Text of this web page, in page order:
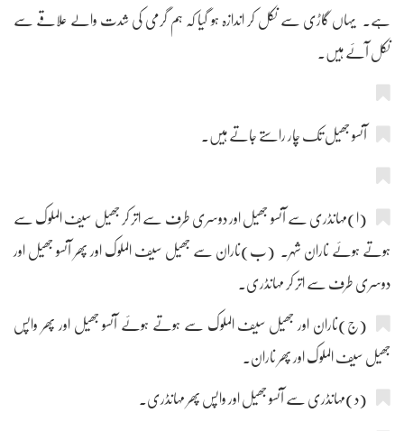
ہے۔ یہاں گاڑی سے نکل کر اندازہ ہو گیا کہ ہم گرمی کی شدت والے علاقے سے
نکل آئے ہیں۔
آنسو جھیل تک چار راستے جاتے ہیں۔
(ا)مہانڈری سے آنسو جھیل اور دوسری طرف سے اتر کر جھیل سیف الملوک سے
ہوتے ہوئے ناران شہر۔ (ب)ناران سے جھیل سیف الملوک اور پھر آنسو جھیل اور
دوسری طرف سے اتر کر مہانڈری۔
(ج)ناران اور جھیل سیف الملوک سے ہوتے ہوئے آنسو جھیل اور پھر واپس
جھیل سیف الملوک اور پھر ناران۔
(د)مہانڈری سے آنسو جھیل اور واپس پھر مہانڈری۔